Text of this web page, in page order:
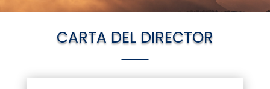
CARTA DEL DIRECTOR